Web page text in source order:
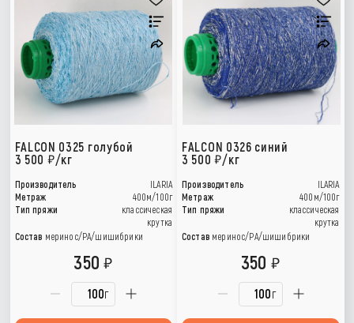
FALCON 0325 голубой
3 500
/кг
Производитель
ILARIA
Метраж
400м/100г
Тип пряжи
классическая
крутка
Состав меринос/РА/шишибрики
г
350
FALCON 0326 синий
3 500 /кг
Производитель
ILARIA
Метраж
400м/100г
Тип пряжи
классическая
крутка
Состав меринос/РА/шишибрики
г
350